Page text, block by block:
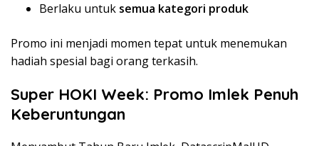
Berlaku untuk semua kategori produk
Promo ini menjadi momen tepat untuk menemukan
hadiah spesial bagi orang terkasih.
Super HOKI Week: Promo Imlek Penuh
Keberuntungan